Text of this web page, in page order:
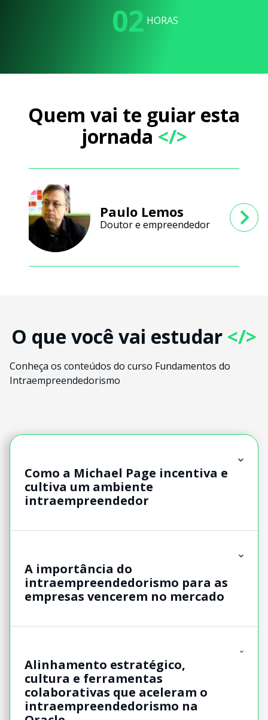
02 HORAS
Quem vai te guiar esta
jornada </>
Paulo Lemos
Doutor e empreendedor
O que você vai estudar </>
Conheça os conteúdos do curso Fundamentos do
Intraempreendedorismo
Como a Michael Page incentiva e
cultiva um ambiente
intraempreendedor
A importância do
intraempreendedorismo para as
empresas vencerem no mercado
Alinhamento estratégico,
cultura e ferramentas
colaborativas que aceleram o
intraempreendedorismo na